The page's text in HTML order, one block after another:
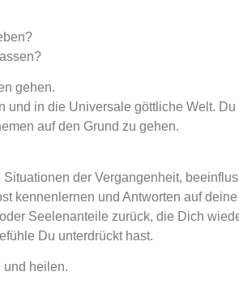
gehen.
und in die Universale göttliche Welt. Du
auf den Grund zu gehen.
der Vergangenheit,
kennenlernen und Antworten auf
Seelenanteile zurück, die Dich
Du unterdrückt hast.
und heilen.